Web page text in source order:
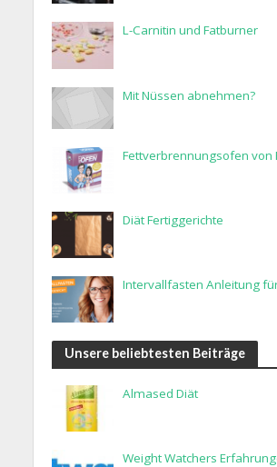
L-Carnitin und Fatburner
Mit Nüssen abnehmen?
Fettverbrennungsofen von
Diät Fertiggerichte
Intervallfasten Anleitung
Unsere beliebtesten Beiträge
Almased Diät
Weight Watchers